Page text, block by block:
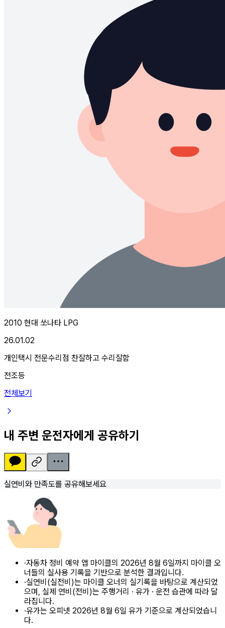
2010 현대 쏘나타 LPG
26.01.02
개인택시 전문수리점 찬잘하고 수리잘함
전조등
전체보기
내 주변 운전자에게 공유하기
실연비와 만족도를 공유해보세요
·자동차 정비 예약 앱 마이클의 2026년 8월 6일까지 마이클 오
너들의 실사용 기록을 기반으로 분석한 결과입니다.
·실연비(실전비)는 마이클 오너의 실기록을 바탕으로 계산되었
으며, 실제 연비(전비)는 주행거리 · 유가 · 운전 습관에 따라 달
라집니다.
·유가는 오피넷 2026년 8월 6일 유가 기준으로 계산되었습니
다.